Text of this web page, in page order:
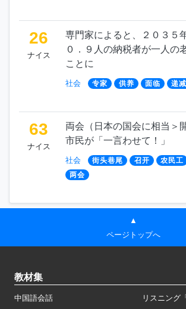
26
ナイス
専門家によると、２０３５
０．９人の納税者が一人の
ことに
社会 专家 供养 面临 递减
63
ナイス
両会（日本の国会に相当＞
市民が「一言わせて！」
社会 街头巷尾 召开 农民工
两会
▲
ページトップへ
教材集
中国語会話
リスニング